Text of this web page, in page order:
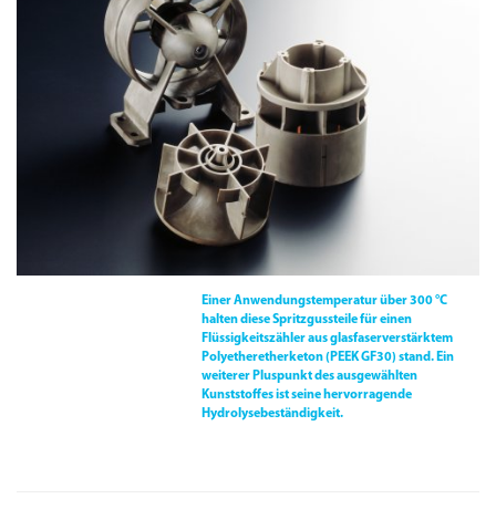
Einer Anwendungs­temperatur über 300 °C
halten diese Spritzgussteile für einen
Flüssigkeitszähler aus glasfaserverstärktem
Polyetheretherketon( PEEK GF30) stand. Ein
weiterer Pluspunkt des ausgewählten
Kunststoffes ist seine hervorragende
Hydrolysebeständigkeit.